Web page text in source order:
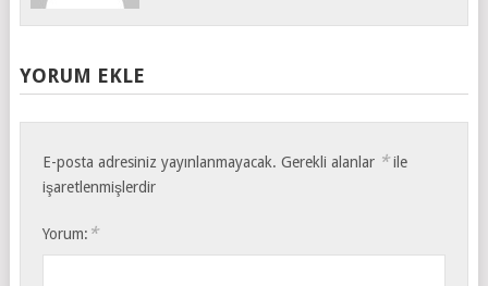
YORUM EKLE
E-posta adresiniz yayınlanmayacak. Gerekli alanlar *ile
işaretlenmişlerdir
Yorum: *